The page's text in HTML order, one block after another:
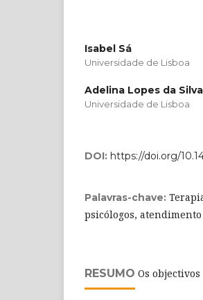
Isabel Sá
Universidade de Lisboa
Adelina Lopes da Silva
Universidade de Lisboa
DOI: https://doi.org/
Palavras-chave:
psicólogos,
RESUMO Os